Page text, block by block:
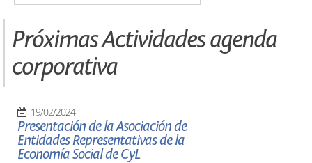
Próximas Actividades agenda
corporativa
19/02/2024
Presentación de la Asociación de
Entidades Representativas de la
Economía Social de CyL